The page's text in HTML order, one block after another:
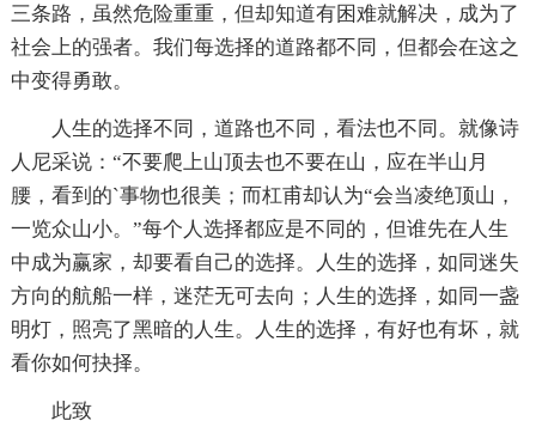
三条路，虽然危险重重，但却知道有困难就解决，成为了
社会上的强者。我们每选择的道路都不同，但都会在这之
中变得勇敢。
人生的选择不同，道路也不同，看法也不同。就像诗
人尼采说：“不要爬上山顶去也不要在山，应在半山月
腰，看到的`事物也很美；而杠甫却认为“会当凌绝顶山，
一览众山小。”每个人选择都应是不同的，但谁先在人生
中成为赢家，却要看自己的选择。人生的选择，如同迷失
方向的航船一样，迷茫无可去向；人生的选择，如同一盏
明灯，照亮了黑暗的人生。人生的选择，有好也有坏，就
看你如何抉择。
此致